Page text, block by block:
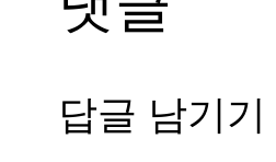
답글 남기기